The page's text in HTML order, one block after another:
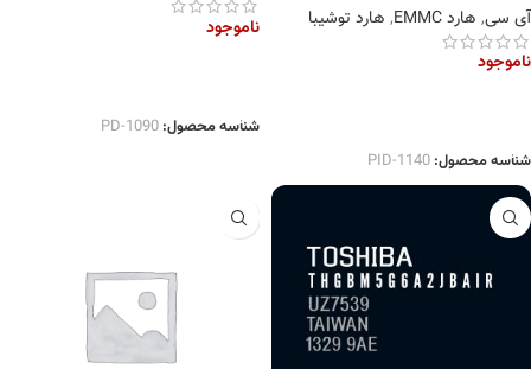
آی سی, هارد EMMC , هارد توشیبا
ناموجود
شناسه محصول: PID-1140
ناموجود
شناسه محصول: PD-1090